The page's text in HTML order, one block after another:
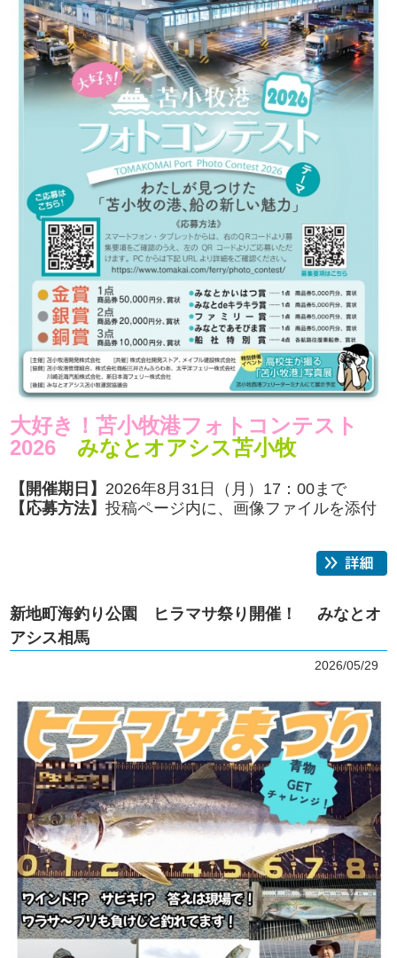
大好き！苫小牧港フォトコンテスト
2026
みなとオアシス苫小牧
【開催期日】 2026年8月31日（月）17：00まで
【応募方法】投稿ページ内に、画像ファイルを添付
新地町海釣り公園 ヒラマサ祭り開催！ みなとオ
アシス相馬
2026/05/29